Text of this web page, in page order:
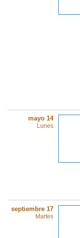
mayo 14
Lunes
septiembre 17
Martes